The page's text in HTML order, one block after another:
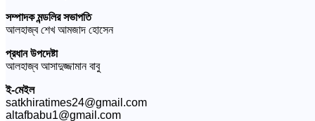
সম্পাদক মন্ডলির সভাপতি
আলহাজ্ব শেখ আমজাদ হোসেন
প্রধান উপদেষ্টা
আলহাজ্ব আসাদুজ্জামান বাবু
ই-মেইল
satkhiratimes24@gmail.com
altafbabu1@gmail.com